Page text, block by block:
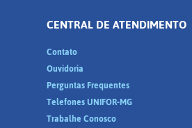
CENTRAL DE ATENDIMENTO
Contato
Ouvidoria
Perguntas Frequentes
Telefones UNIFOR-MG
Trabalhe Conosco